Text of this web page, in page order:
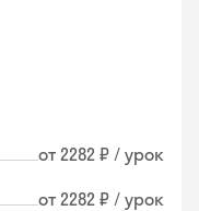
от 2282 ₽ / урок
от 2282 ₽ / урок